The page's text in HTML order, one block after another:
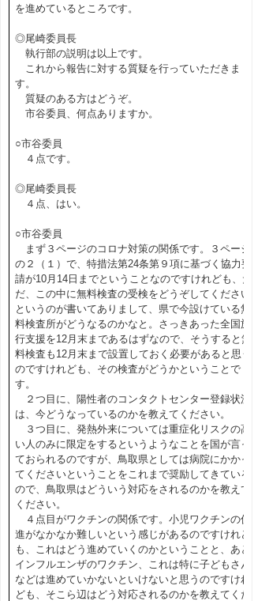
を進めているところです。
◎尾崎委員長
執行部の説明は以上です。
これから報告に対する質疑を行っていただきま
す。
質疑のある方はどうぞ。
市谷委員、何点ありますか。
○市谷委員
４点です。
◎尾崎委員長
４点、はい。
○市谷委員
まず３ページのコロナ対策の関係です。３ページ
の２（１）で、特措法第24条第９項に基づく協力要
請が10月14日までということなのですけれども、た
だ、この中に無料検査の受検をどうぞしてください
というのが書いてありまして、県で今設けている無
料検査所がどうなるのかなと。さっきあった全国旅
行支援を12月末まであるはずなので、そうすると無
料検査も12月末まで設置しておく必要があると思う
のですけれども、その検査がどうかということで
す。
２つ目に、陽性者のコンタクトセンター登録状況
は、今どうなっているのかを教えてください。
３つ目に、発熱外来については重症化リスクの高
い人のみに限定をするというようなことを国が言っ
ておられるのですが、鳥取県としては病院にかかっ
てくださいということをこれまで奨励してきている
ので、鳥取県はどういう対応をされるのかを教えて
ください。
４点目がワクチンの関係です。小児ワクチンの促
進がなかなか難しいという感じがあるのですけれど
も、これはどう進めていくのかということと、あと
インフルエンザのワクチン、これは特に子どもさん
などは進めていかないといけないと思うのですけれ
ども、そこら辺はどう対応されるのかを教えてくだ